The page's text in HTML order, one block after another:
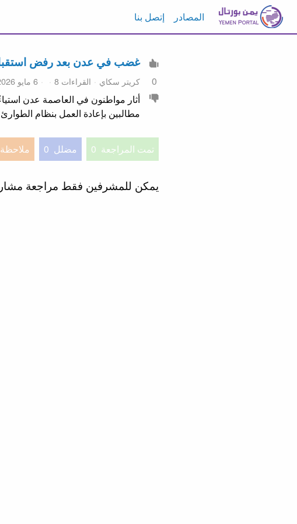
المصادر إتصل بنا
0
غضب في عدن بعد رفض
كريتر سكاي القراءات 8 6 مايو 2026 11:12
أثار مواطنون في العاصمة عدن
مطالبين بإعادة العمل بنظام
تمت المراجعة 0 مضلل 0
يمكن للمشرفين فقط مراجعة